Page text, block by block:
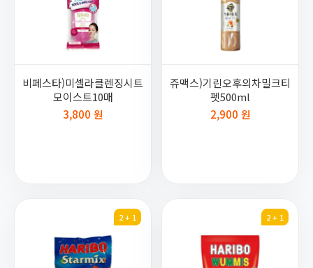
비페스타)미셀라클렌징시트
모이스트10매
3,800 원
쥬맥스)기린오후의차밀크티
펫500ml
2,900 원
2 + 1 2 + 1